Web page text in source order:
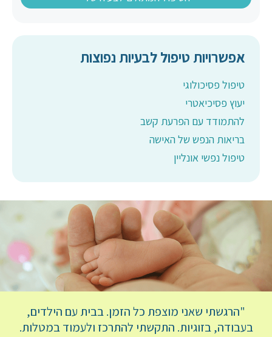
אפשרויות טיפול לבעיות נפוצות
טיפול פסיכולוגי
יעוץ פסיכיאטרי
להתמודד עם הפרעת קשב
בריאות הנפש של האישה
טיפול נפשי אונליין
"הרגשתי שאני מוצפת כל הזמן. בבית עם הילדים,
בעבודה, בזוגיות. התקשתי להתרכז ולעמוד במטלות.